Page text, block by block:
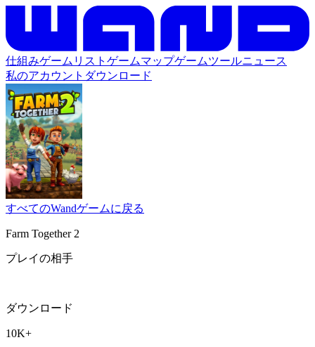
仕組みゲームリスト ゲームマップゲームツールニュース
私のアカウント ダウンロード
すべてのWandゲームに戻る
Farm Together 2
プレイの相手
ダウンロード
10K+